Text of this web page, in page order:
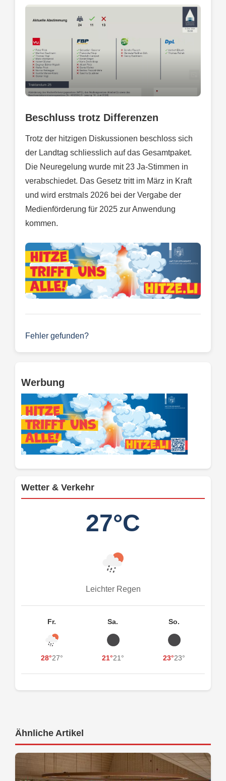
Beschluss trotz Differenzen
Trotz der hitzigen Diskussionen beschloss sich
der Landtag schliesslich auf das Gesamtpaket.
Die Neuregelung wurde mit 23 Ja-Stimmen in
verabschiedet. Das Gesetz tritt im März in Kraft
und wird erstmals 2026 bei der Vergabe der
Medienförderung für 2025 zur Anwendung
kommen.
Fehler gefunden?
Werbung
Wetter & Verkehr
27°C
Leichter Regen
Fr.
28°27°
Sa.
21°21°
So.
23°23°
Ähnliche Artikel